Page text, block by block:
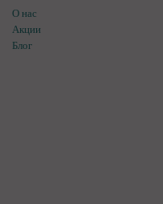
О нас
Акции
Блог